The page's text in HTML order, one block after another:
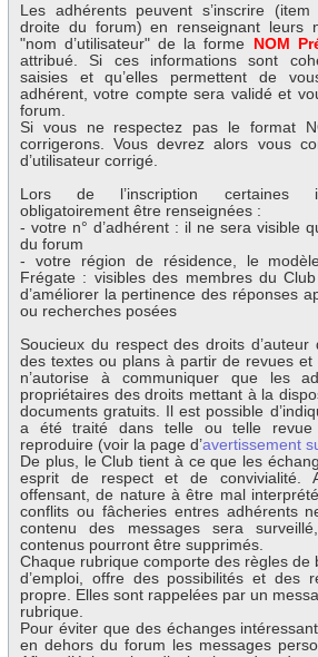
Les adhérents peuvent s’inscrire (item
droite du forum) en renseignant leurs
"nom d’utilisateur" de la forme NOM
attribué. Si ces informations sont
saisies et qu’elles permettent de
adhérent, votre compte sera validé et
forum.
Si vous ne respectez pas le format
corrigerons. Vous devrez alors vous
d’utilisateur corrigé.
Lors de l’inscription certaines
obligatoirement être renseignées :
- votre n° d’adhérent : il ne sera visible
du forum
- votre région de résidence, le
Frégate : visibles des membres du
d’améliorer la pertinence des réponses
ou recherches posées
Soucieux du respect des droits
des textes ou plans à partir de revues
n’autorise à communiquer que les
propriétaires des droits mettant à la
documents gratuits. Il est possible
a été traité dans telle ou telle
reproduire (voir la page d’avertissement
De plus, le Club tient à ce que les
esprit de respect et de convivialité.
offensant, de nature à être mal
conflits ou fâcheries entres adhérents
contenu des messages sera
contenus pourront être supprimés.
Chaque rubrique comporte des règles de
d’emploi, offre des possibilités et des
propre. Elles sont rappelées par un
rubrique.
Pour éviter que des échanges
en dehors du forum les messages